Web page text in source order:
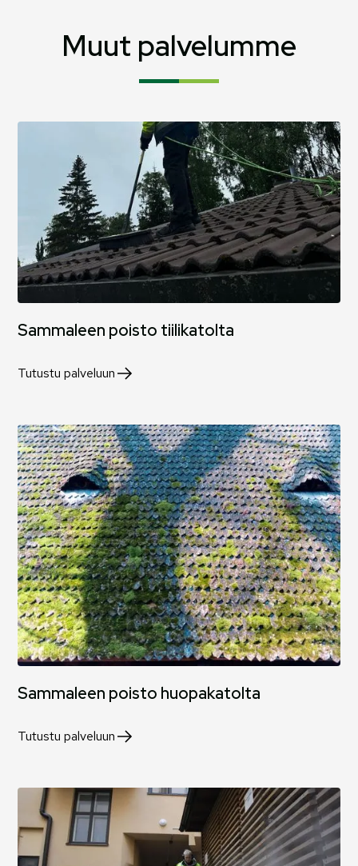
Muut palvelumme
Sammaleen poisto tiilikatolta
Tutustu palveluun
Sammaleen poisto huopakatolta
Tutustu palveluun